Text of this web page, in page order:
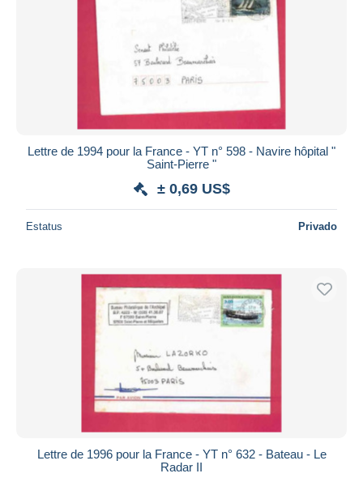
Lettre de 1994 pour la France - YT n° 598 - Navire hôpital "
Saint-Pierre "
± 0,69 US$
Estatus Privado
Lettre de 1996 pour la France - YT n° 632 - Bateau - Le
Radar II